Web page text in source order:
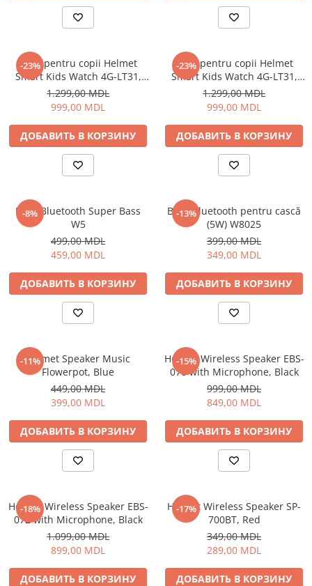
-23%
Ceas pentru copii Helmet
Smart Kids Watch 4G-LT31,
Black
1.299,00 MDL
999,00 MDL
ДОБАВИТЬ В КОРЗИНУ
-23%
Ceas pentru copii Helmet
Smart Kids Watch 4G-LT31,
Blue
1.299,00 MDL
999,00 MDL
ДОБАВИТЬ В КОРЗИНУ
-8%
Boxă Bluetooth Super Bass
W5
499,00 MDL
459,00 MDL
ДОБАВИТЬ В КОРЗИНУ
-13%
Boxă Bluetooth pentru cască
(5W) W8025
399,00 MDL
349,00 MDL
ДОБАВИТЬ В КОРЗИНУ
-11%
Helmet Speaker Music
Flowerpot, Blue
449,00 MDL
399,00 MDL
ДОБАВИТЬ В КОРЗИНУ
-15%
Helmet Wireless Speaker EBS-
070 with Microphone, Black
999,00 MDL
849,00 MDL
ДОБАВИТЬ В КОРЗИНУ
-18%
Helmet Wireless Speaker EBS-
072 with Microphone, Black
1.099,00 MDL
899,00 MDL
ДОБАВИТЬ В КОРЗИНУ
-17%
Helmet Wireless Speaker SP-
700BT, Red
349,00 MDL
289,00 MDL
ДОБАВИТЬ В КОРЗИНУ